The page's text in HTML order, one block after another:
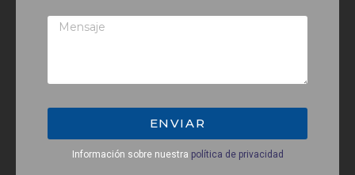
ENVIAR
Información sobre nuestra política de privacidad